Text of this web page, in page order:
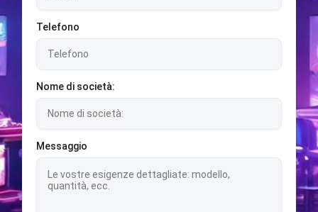
Telefono
Nome di società:
Messaggio